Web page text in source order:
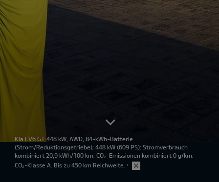
Kia EV6 GT 448 kW, AWD, 84-kWh-Batterie
(Strom/Reduktionsgetriebe); 448 kW (609 PS): Stromverbrauch
kombiniert 20,9 kWh/100 km; CO₂-Emissionen kombiniert 0 g/km;
CO₂-Klasse A. Bis zu 450 km Reichweite. ¹